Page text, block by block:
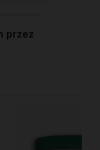
przez